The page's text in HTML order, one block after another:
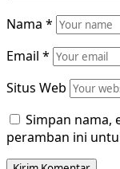
Nama *
Email *
Situs Web
Simpan nama,
peramban ini